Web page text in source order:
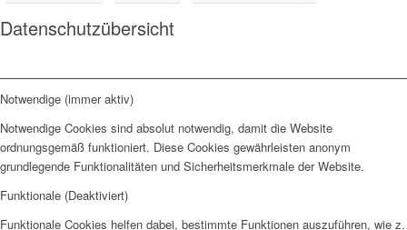
Datenschutzübersicht
Notwendige (immer aktiv)
Notwendige Cookies sind absolut notwendig, damit die Website
ordnungsgemäß funktioniert. Diese Cookies gewährleisten anonym
grundlegende Funktionalitäten und Sicherheitsmerkmale der Website.
Funktionale (Deaktiviert)
Funktionale Cookies helfen dabei, bestimmte Funktionen auszuführen, wie z.